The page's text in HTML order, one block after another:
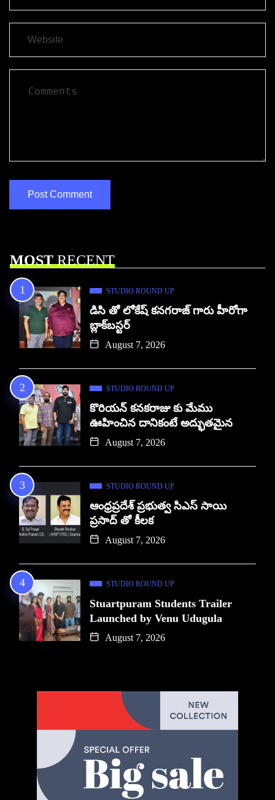
MOSTRECENT
STUDIO ROUND UP
డిసి తో లోకేష్ కనగరాజ్ గారు హీరోగా
బ్లాక్‌బస్టర్
August 7, 2026
STUDIO ROUND UP
కొరియన్ కనకరాజు కు మేము
ఊహించిన దానికంటే అద్భుతమైన
August 7, 2026
STUDIO ROUND UP
ఆంధ్రప్రదేశ్ ప్రభుత్వ సిఎస్ సాయి
ప్రసాద్ తో కీలక
August 7, 2026
STUDIO ROUND UP
Stuartpuram Students Trailer
Launched by Venu Udugula
August 7, 2026